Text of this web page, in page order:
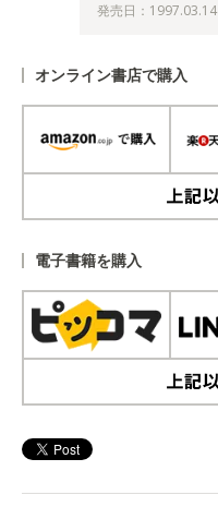
発売日：1997.03.14
オンライン書店で購入
電子書籍を購入